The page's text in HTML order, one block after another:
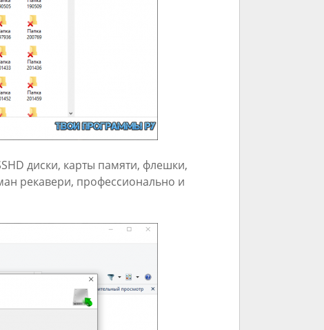
диски, карты памяти, флешки,
рекавери, профессионально и